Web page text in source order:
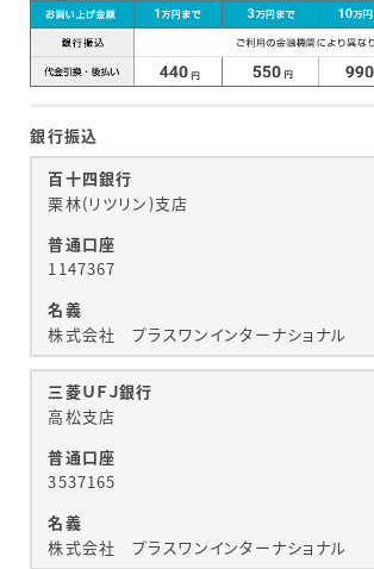
銀行振込
百十四銀行
栗林(リツリン)支店
普通口座
1147367
名義
株式会社 プラスワンインターナショナル
三菱ＵＦＪ銀行
高松支店
普通口座
3537165
名義
株式会社 プラスワンインターナショナル